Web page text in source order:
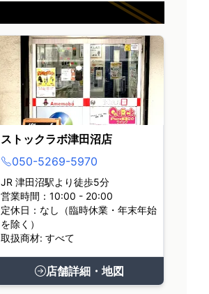
ストックラボ津田沼店
050-5269-5970
JR 津田沼駅より徒歩5分
営業時間：10:00 - 20:00
定休日：なし（臨時休業・年末年始
を除く）
取扱商材: すべて
店舗詳細・地図